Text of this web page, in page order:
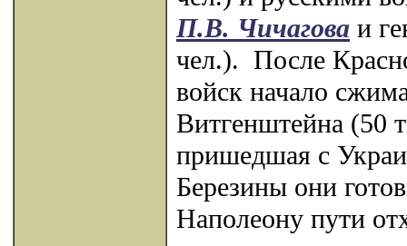
П.В. Чичагова и
чел.). После
войск начало
Витгенштейна (50
пришедшая с
Березины они
Наполеону пути